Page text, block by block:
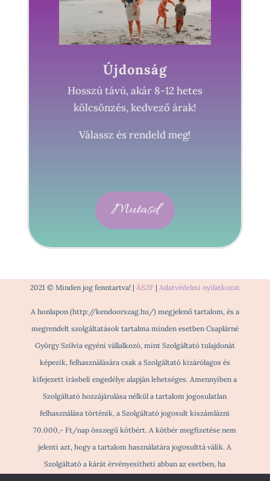
Újdonság
Hosszú távú, akár 8-12 hetes
kölcsönzés, kedvező árak!
Válassz és rendeld meg!
Mutasd
2021 © Minden jog fenntartva! | ÁSZF| Adatvédelmi nyilatkozat
A honlapon (http://kendoorszag.hu/) megjelenő tartalom, és a
megrendelt szolgáltatások tartalma minden esetben Csaplárné
György Szilvia egyéni vállalkozó, mint Szolgáltató tulajdonát
képezik, felhasználására csak a Szolgáltató kizárólagos és
kifejezett írásbeli engedélye alapján lehetséges. Amennyiben a
Szolgáltató hozzájárulása nélkül a tartalom jogosulatlan
felhasználása történik, a Szolgáltató jogosult kiszámlázni
70.000,- Ft/nap összegű kötbért. A kötbér megfizetése nem
jelenti azt, hogy a tartalom használatára jogosulttá válik. A
Szolgáltató a kárát érvényesítheti abban az esetben, ha